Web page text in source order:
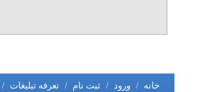
خانه / ورود / ثبت نام / تعرفه تبلیغات /